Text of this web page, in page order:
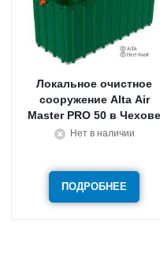
Локальное очистное
сооружение Alta Air
Master PRO 50 в Чехове
Нет в наличии
ПОДРОБНЕЕ